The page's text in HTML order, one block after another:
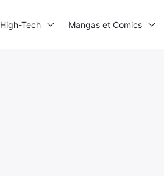
High-Tech Mangas et Comics